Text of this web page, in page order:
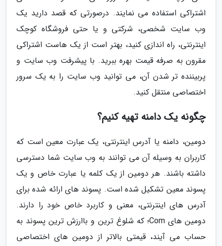
اشتراکی استفاده می نمایند. درصورتی که قصد دارید یک
وب سایت شخصی، شرکتی و یا حتی فروشگاه کوچک
اینترنتی، راه اندازی کنید، بهتر است از یک هاست اشتراکی
مقرون به صرفه قیمت بهره ببرید. با پیشرفت وب سایت و
پربیننده تر شدن آن، می توانید وب سایت را به یک سرور
اختصاصی منتقل کنید.
چگونه یک دامنه تهیه کنیم؟
دومین، دامنه یا آدرس اینترنتی، یک عبارت معین است که
کاربران به وسیله آن می توانند به وب سایت شما دسترسی
داشته باشند. هر دومین از یک کلمه یا عبارت خاص و یک
پسوند معین تشکیل شده است. پسوند های ارائه شده برای
آدرس های اینترنتی، معنی و کاربرد خاص خود را دارند.
دومین های Com؛ که شلوغ ترین و باارزش ترین پسوند به
حساب می آیند، قیمتی بالاتر از دومین های اختصاصی